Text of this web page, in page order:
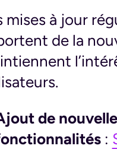
mises à jour
de la
de
: